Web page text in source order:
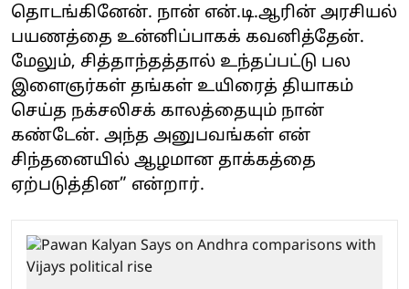
தொடங்கினேன். நான் என்.டி.ஆரின் அரசியல்
பயணத்தை உன்னிப்பாகக் கவனித்தேன்.
மேலும், சித்தாந்தத்தால் உந்தப்பட்டு பல
இளைஞர்கள் தங்கள் உயிரைத் தியாகம்
செய்த நக்சலிசக் காலத்தையும் நான்
கண்டேன். அந்த அனுபவங்கள் என்
சிந்தனையில் ஆழமான தாக்கத்தை
ஏற்படுத்தின” என்றார்.